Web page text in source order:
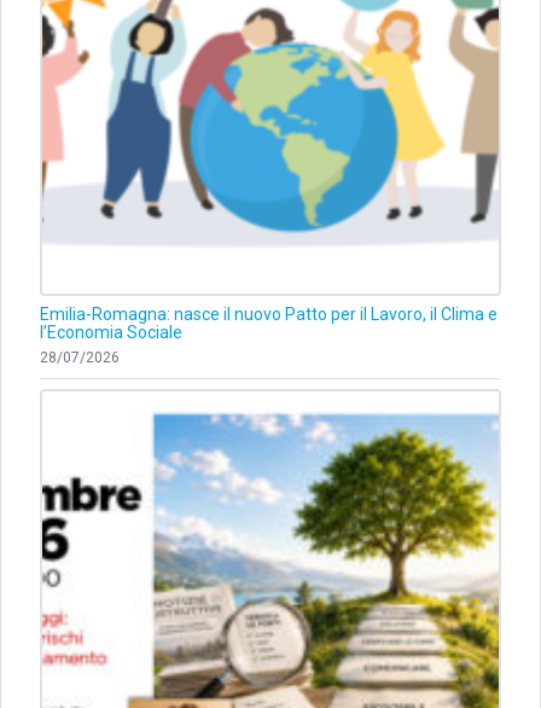
Emilia-Romagna: nasce il nuovo Patto per il Lavoro, il Clima e
l’Economia Sociale
28/07/2026